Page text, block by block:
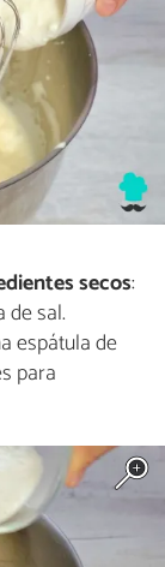
secos:
de sal.
espátula de
para